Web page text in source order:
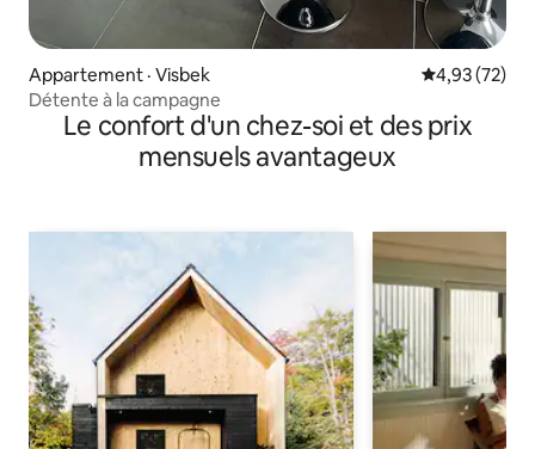
Appartement · Visbek Note
4,93 (72)
Détente à la campagne
Le confort d'un chez-soi et des prix
mensuels avantageux